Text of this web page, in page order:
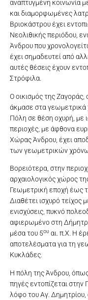
αναπτυγμένη κοινωνία
και διαμορφωμένες
Βριοκάστρου έχει
Νεολιθικής περιόδου,
Άνδρου που
έχει σημαδευτεί από
αυτές θέσεις έχουν
Στρόφιλα.
Ο οικισμός της
άκμασε στα γεωμετρικά
Πόλη σε θέση οχυρή, με
περιοχές, με άφθονα
Χώρας Άνδρου, έχει
των γεωμετρικών
Βορειότερα, στην
αρχαιολογικός χώρος
Γεωμετρική εποχή έως
Διαθέτει ισχυρό τείχος
ενισχύσεις, πυκνό
αφιερωμένο στη
μέσα του 5ου αι. π.Χ. Η
αποτελέσματα για τη
Κυκλάδες.
Η πόλη της Άνδρου, όπως
πηγές εντοπίζεται
λόφο του Αγ.